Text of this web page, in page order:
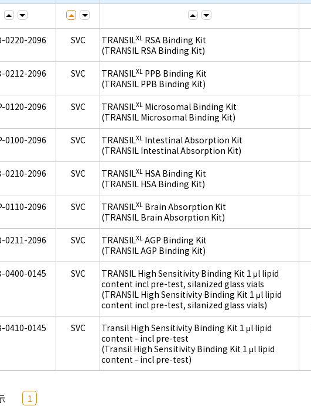
0220-2096 SVC TRANSILXL RSA Binding Kit
(TRANSIL RSA Binding Kit)
0212-2096 SVC TRANSILXL PPB Binding Kit
(TRANSIL PPB Binding Kit)
0120-2096 SVC TRANSILXL Microsomal Binding Kit
(TRANSIL Microsomal Binding Kit)
0100-2096 SVC TRANSILXL Intestinal Absorption Kit
(TRANSIL Intestinal Absorption Kit)
0210-2096 SVC TRANSILXL HSA Binding Kit
(TRANSIL HSA Binding Kit)
0110-2096 SVC TRANSILXL Brain Absorption Kit
(TRANSIL Brain Absorption Kit)
0211-2096 SVC TRANSILXL AGP Binding Kit
(TRANSIL AGP Binding Kit)
0400-0145 SVC
TRANSIL High Sensitivity Binding Kit 1 μl lipid
content incl pre-test, silanized glass vials
(TRANSIL High Sensitivity Binding Kit 1 μl lipid
content incl pre-test, silanized glass vials)
0410-0145 SVC
Transil High Sensitivity Binding Kit 1 μl lipid
content - incl pre-test
(Transil High Sensitivity Binding Kit 1 μl lipid
content - incl pre-test)
1